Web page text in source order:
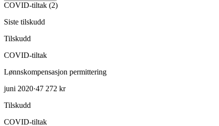
COVID-tiltak (2)
Siste tilskudd
Tilskudd
COVID-tiltak
Lønnskompensasjon permittering
juni 2020·47 272 kr
Tilskudd
COVID-tiltak